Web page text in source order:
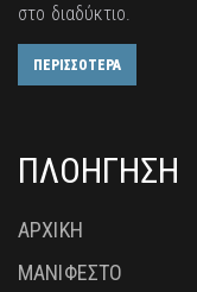
στο διαδύκτιο.
ΠΕΡΙΣΣΟΤΕΡΑ
ΠΛΟΗΓΗΣΗ
ΑΡΧΙΚΗ
ΜΑΝΙΦΕΣΤΟ